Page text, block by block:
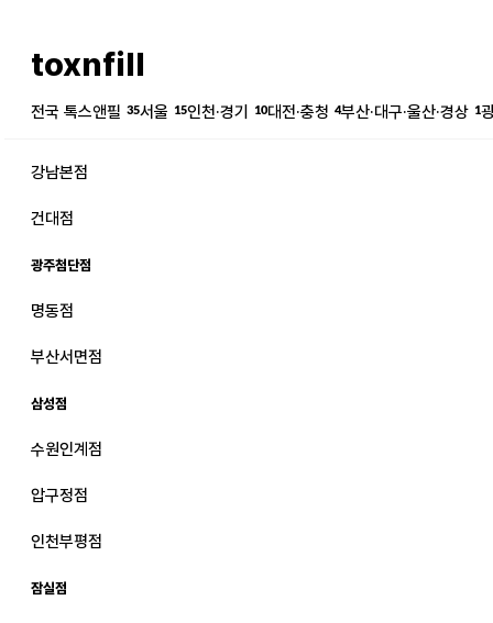
강남본점
관악서울대입구점
광주상무점
남자
toxnfill
전국 톡스앤필 35서울 15인천·경기 10대전·충청 4부산·대구·울산·경상 1
강남본점
건대점
광주첨단점
명동점
부산서면점
삼성점
수원인계점
압구정점
인천부평점
잠실점